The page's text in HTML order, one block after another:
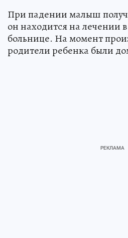
При падении малыш
он находится на лечении
больнице. На момент
родители ребенка были